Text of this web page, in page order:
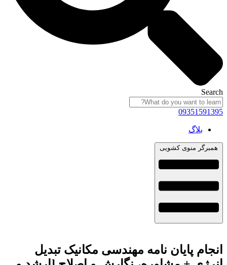
Search
09351591395
بلاگ
همبرگر منوی کشویی
انجام پایان نامه مهندسی مکانیک تبدیل